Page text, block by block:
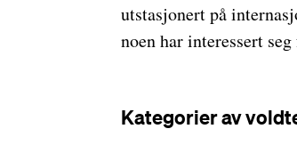
utstasjonert på
noen har interessert
Kategorier av